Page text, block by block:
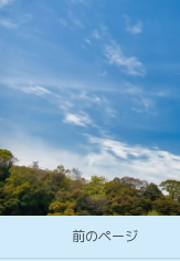
熊本の観光地 (ホットスポットストリートビュー360°VR集)①
ローカルガイドとGoogle認定フォトグラファー
Google認定ストリートビューフォトグラファー「HP」
もしもの時に孤立しない為に！
前のページ